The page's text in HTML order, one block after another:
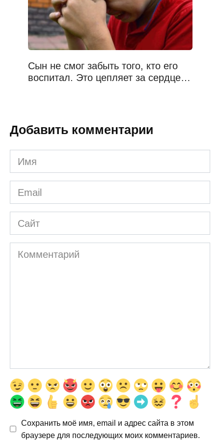
Сын не смог забыть того, кто его
воспитал. Это цепляет за сердце…
Добавить комментарии
Имя
*
Email
*
Сайт
Комментарий
Сохранить моё имя, email и адрес сайта в этом
браузере для последующих моих комментариев.